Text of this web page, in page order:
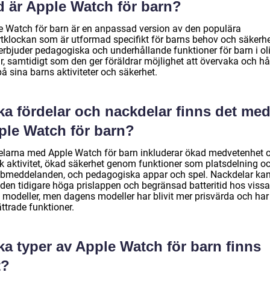
är Apple Watch för barn?
Watch för barn är en anpassad version av den populära
som är utformad specifikt för barns behov och
pedagogiska och underhållande funktioner för barn i
samtidigt som den ger föräldrar möjlighet att övervaka och
sina barns aktiviteter och säkerhet.
fördelar och nackdelar finns det med
Watch för barn?
med Apple Watch för barn inkluderar ökad medvetenhet
aktivitet, ökad säkerhet genom funktioner som platsdelning
och pedagogiska appar och spel. Nackdelar
tidigare höga prislappen och begränsad batteritid hos vissa
modeller, men dagens modeller har blivit mer prisvärda och har
funktioner.
typer av Apple Watch för barn finns